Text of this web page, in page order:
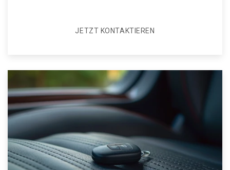
JETZT KONTAKTIEREN